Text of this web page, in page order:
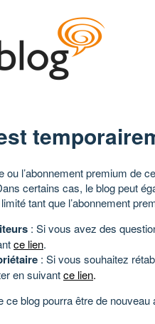
ou l’abonnement premium de
certains cas, le blog peut
tant que l’abonnement
: Si vous avez des
ce lien.
: Si vous souhaitez
en suivantce lien.
ce blog pourra être de